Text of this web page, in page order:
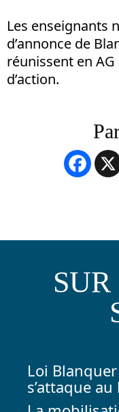
Les enseignants
d’annonce de
réunissent en
d’action.
Loi
s’attaque au